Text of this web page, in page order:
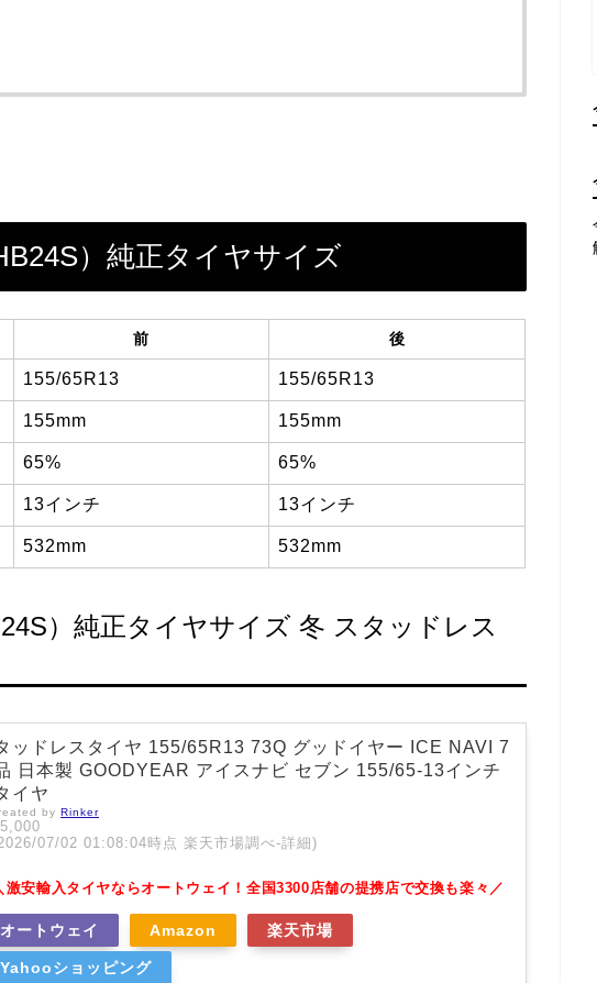
）純正タイヤサイズ
前 後
155/65R13 155/65R13
155mm 155mm
65% 65%
13インチ 13インチ
532mm 532mm
）純正タイヤサイズ 冬 スタッドレス
ッドレスタイヤ 155/65R13 73Q グッドイヤー ICE NAVI 7
日本製 GOODYEAR アイスナビ セブン 155/65-13インチ
イヤ
by Rinker
07/02 01:08:04時点 楽天市場調べ-詳細)
激安輸入タイヤならオートウェイ！全国3300店舗の提携店で交換も楽々／
オートウェイ Amazon 楽天市場
Yahooショッピング